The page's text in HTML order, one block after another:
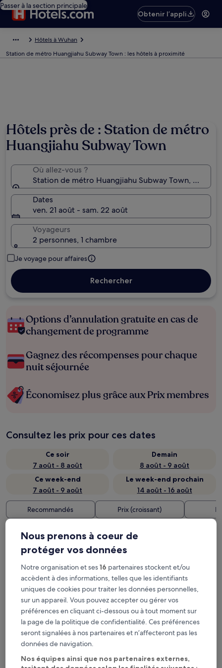
Passer à la section principale
Obtenir l’appli
Hôtels à Wuhan
Station de métro Huangjiahu Subway Town : les hôtels à proximité
Hôtels près de : Station de métro
Huangjiahu Subway Town
Où allez-vous ?
Station de métro Huangjiahu Subway Town,
Dates
ven. 21 août - sam. 22 août
Voyageurs
2 personnes, 1 chambre
Je voyage pour affaires
Rechercher
Options d’annulation gratuite en cas de
changement de programme
Gagnez des récompenses pour chaque
nuit séjournée
Économisez plus grâce aux Prix membres
Consultez les prix pour ces dates
Ce soir
7 août - 8 août
Demain
8 août - 9 août
Ce week-end
7 août - 9 août
Le week-end prochain
14 août - 16 août
Recommandés Prix (croissant)
Station de métro Huangjiahu
Subway Town : où loger à
proximité ?
InterContinental Wuhan by IHG
Nous prenons à coeur de
protéger vos données
Notre organisation et ses16 partenaires stockent et/ou
accèdent à des informations, telles que les identifiants
uniques de cookies pour traiter les données personnelles,
sur un appareil. Vous pouvez accepter ou gérer vos
préférences en cliquant ci-dessous ou à tout moment sur
la page de la politique de confidentialité. Ces préférences
seront signalées à nos partenaires et n’affecteront pas les
données de navigation.
Nos équipes ainsi que nos partenaires externes,